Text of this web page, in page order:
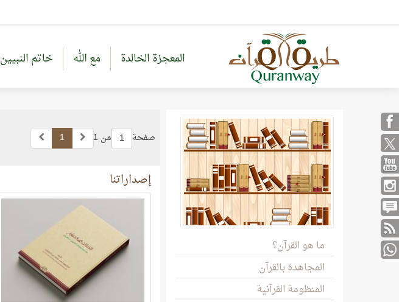
المعجزة الخالدة مع الله خاتم النبيين
ما هو القرآن؟
المجاهدة بالقرآن
المنظومة القرآنية
صفحة 1 من 1 1
إصداراتنا